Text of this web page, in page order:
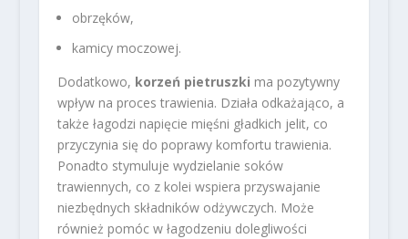
obrzęków,
kamicy moczowej.
Dodatkowo, korzeń pietruszki ma pozytywny
wpływ na proces trawienia. Działa odkażająco, a
także łagodzi napięcie mięśni gładkich jelit, co
przyczynia się do poprawy komfortu trawienia.
Ponadto stymuluje wydzielanie soków
trawiennych, co z kolei wspiera przyswajanie
niezbędnych składników odżywczych. Może
również pomóc w łagodzeniu dolegliwości